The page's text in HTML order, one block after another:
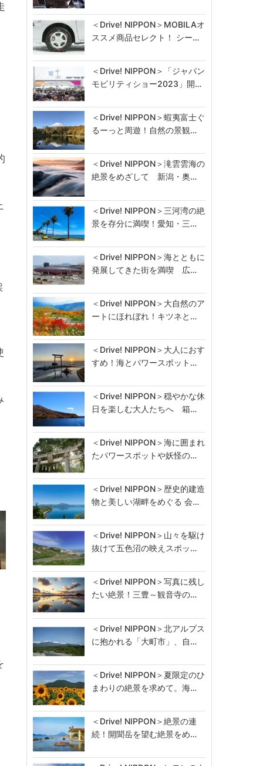
＜Drive! NIPPON＞MOBILAオ
ススメ商品セレクト！ シー…
＜Drive! NIPPON＞「ジャパン
モビリティショー2023」開…
＜Drive! NIPPON＞蝦夷富士ぐ
るーっと周遊！自然の景観…
＜Drive! NIPPON＞滝雲雲海の
絶景をめざして 新潟・奥…
＜Drive! NIPPON＞三河湾の絶
景を存分に満喫！愛知・三…
＜Drive! NIPPON＞海とともに
発展してきた街を満喫 広…
＜Drive! NIPPON＞大自然のア
ートにほれぼれ！キツネと…
＜Drive! NIPPON＞大人におす
すめ！海とパワースポット…
＜Drive! NIPPON＞穏やかな休
日を楽しむ大人たちへ 箱…
＜Drive! NIPPON＞海に囲まれ
たパワースポットや妖怪の…
＜Drive! NIPPON＞歴史的建造
物と美しい湖畔をめぐる 会…
＜Drive! NIPPON＞山々を駆け
抜けて五色沼の映えスポッ…
＜Drive! NIPPON＞写真に残し
たい絶景！三豊～観音寺の…
＜Drive! NIPPON＞北アルプス
に抱かれる「大町市」、自…
＜Drive! NIPPON＞夏限定のひ
まわりの絶景を求めて。海…
＜Drive! NIPPON＞絶景の連
続！開聞岳を望む絶景をめ…